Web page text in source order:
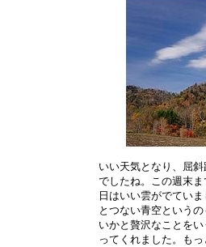
いい天気となり、屈
でしたね。この週末
日はいい雲がでてい
とつない青空という
いかと贅沢なことを